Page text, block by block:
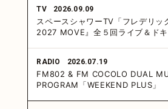
TV 2026.09.09
スペースシャワーTV「フレデリ
2027 MOVE』全５回ライブ＆ド
RADIO 2026.07.19
FM802 & FM COCOLO DUAL
PROGRAM「WEEKEND PLUS」